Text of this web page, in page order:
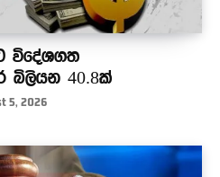
විදේශගත
බිලියන 40.8ක්
5, 2026